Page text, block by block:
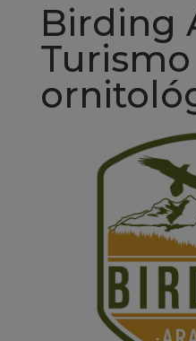
Birding
Turismo